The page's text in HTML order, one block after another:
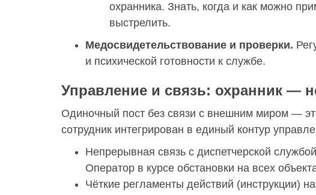
охранника. Знать, когда и как можно
выстрелить.
Медосвидетельствование и проверки.
и психической готовности к службе.
Управление и связь: охранник —
Одиночный пост без связи с внешним миром —
сотрудник интегрирован в единый контур
Непрерывная связь с диспетчерской
Оператор в курсе обстановки на всех
Чёткие регламенты действий (инструкции)